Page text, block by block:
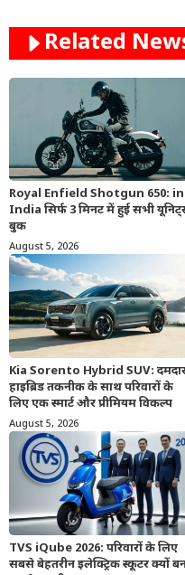
Related
Royal Enfield Shotgun 650: in
India सिर्फ 3 मिनट में हुई सभी
बुक
August 5, 2026
Kia Sorento Hybrid SUV:
हाइब्रिड तकनीक के साथ परिवारों के
लिए एक स्मार्ट और प्रीमियम विकल्प
August 5, 2026
TVS iQube 2026: परिवारों के लिए
सबसे बेहतरीन इलेक्ट्रिक स्कूटर क्यों